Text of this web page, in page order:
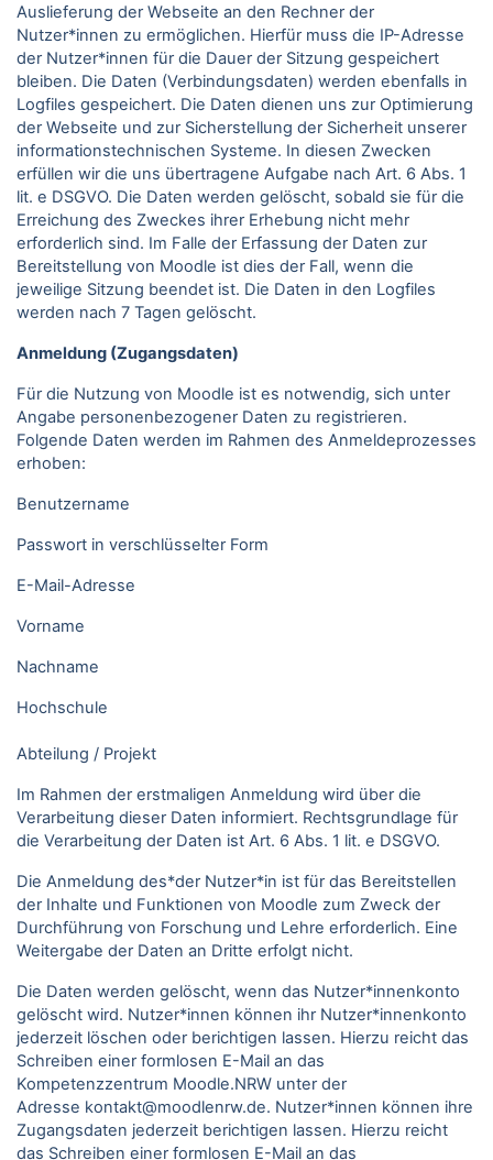
Auslieferung der Webseite an den Rechner der
Nutzer*innen zu ermöglichen. Hierfür muss die IP-Adresse
der Nutzer*innen für die Dauer der Sitzung gespeichert
bleiben. Die Daten (Verbindungsdaten) werden ebenfalls in
Logfiles gespeichert. Die Daten dienen uns zur Optimierung
der Webseite und zur Sicherstellung der Sicherheit unserer
informationstechnischen Systeme. In diesen Zwecken
erfüllen wir die uns übertragene Aufgabe nach Art. 6 Abs. 1
lit. e DSGVO. Die Daten werden gelöscht, sobald sie für die
Erreichung des Zweckes ihrer Erhebung nicht mehr
erforderlich sind. Im Falle der Erfassung der Daten zur
Bereitstellung von Moodle ist dies der Fall, wenn die
jeweilige Sitzung beendet ist. Die Daten in den Logfiles
werden nach 7 Tagen gelöscht.
Anmeldung (Zugangsdaten)
Für die Nutzung von Moodle ist es notwendig, sich unter
Angabe personenbezogener Daten zu registrieren.
Folgende Daten werden im Rahmen des Anmeldeprozesses
erhoben:
Benutzername
Passwort in verschlüsselter Form
E-Mail-Adresse
Vorname
Nachname
Hochschule
Abteilung / Projekt
Im Rahmen der erstmaligen Anmeldung wird über die
Verarbeitung dieser Daten informiert. Rechtsgrundlage für
die Verarbeitung der Daten ist Art. 6 Abs. 1 lit. e DSGVO.
Die Anmeldung des*der Nutzer*in ist für das Bereitstellen
der Inhalte und Funktionen von Moodle zum Zweck der
Durchführung von Forschung und Lehre erforderlich. Eine
Weitergabe der Daten an Dritte erfolgt nicht.
Die Daten werden gelöscht, wenn das Nutzer*innenkonto
gelöscht wird. Nutzer*innen können ihr Nutzer*innenkonto
jederzeit löschen oder berichtigen lassen. Hierzu reicht das
Schreiben einer formlosen E-Mail an das
Kompetenzzentrum Moodle.NRW unter der
Adresse kontakt@moodlenrw.de. Nutzer*innen können ihre
Zugangsdaten jederzeit berichtigen lassen. Hierzu reicht
das Schreiben einer formlosen E-Mail an das